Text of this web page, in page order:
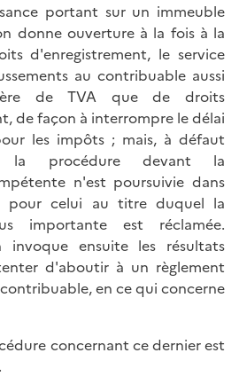
portant sur un immeuble
donne ouverture à la fois à la
d'enregistrement, le service
au contribuable aussi
de TVA que de droits
de façon à interrompre le délai
les impôts ; mais, à défaut
la procédure devant la
n'est poursuivie dans
pour celui au titre duquel la
importante est réclamée.
invoque ensuite les résultats
d'aboutir à un règlement
en ce qui concerne
concernant ce dernier est